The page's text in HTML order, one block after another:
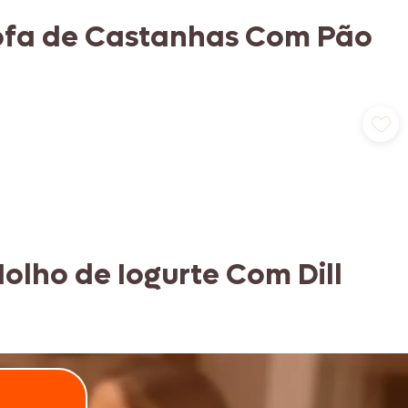
de Castanhas Com Pão
de Iogurte Com Dill